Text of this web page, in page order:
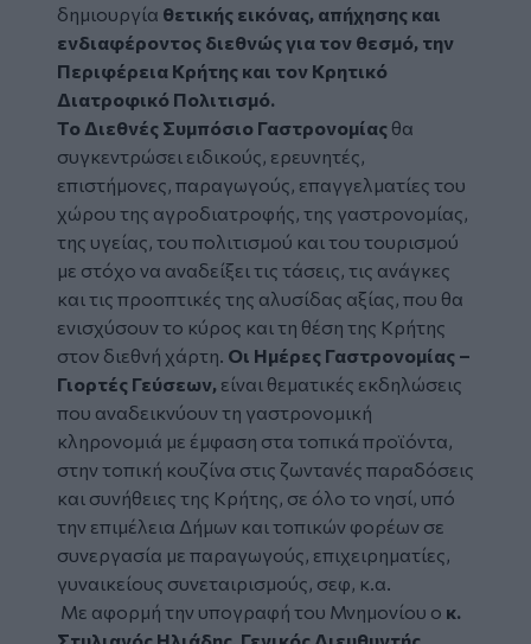
δημιουργία θετικής εικόνας, απήχησης και
ενδιαφέροντος διεθνώς για τον θεσμό, την
Περιφέρεια Κρήτης και τον Κρητικό
Διατροφικό Πολιτισμό.
Το Διεθνές Συμπόσιο Γαστρονομίας θα
συγκεντρώσει ειδικούς, ερευνητές,
επιστήμονες, παραγωγούς, επαγγελματίες του
χώρου της αγροδιατροφής, της γαστρονομίας,
της υγείας, του πολιτισμού και του τουρισμού
με στόχο να αναδείξει τις τάσεις, τις ανάγκες
και τις προοπτικές της αλυσίδας αξίας, που θα
ενισχύσουν το κύρος και τη θέση της Κρήτης
στον διεθνή χάρτη. Οι Ημέρες Γαστρονομίας –
Γιορτές Γεύσεων, είναι θεματικές εκδηλώσεις
που αναδεικνύουν τη γαστρονομική
κληρονομιά με έμφαση στα τοπικά προϊόντα,
στην τοπική κουζίνα στις ζωντανές παραδόσεις
και συνήθειες της Κρήτης, σε όλο το νησί, υπό
την επιμέλεια Δήμων και τοπικών φορέων σε
συνεργασία με παραγωγούς, επιχειρηματίες,
γυναικείους συνεταιρισμούς, σεφ, κ.α.
Με αφορμή την υπογραφή του Μνημονίου ο κ.